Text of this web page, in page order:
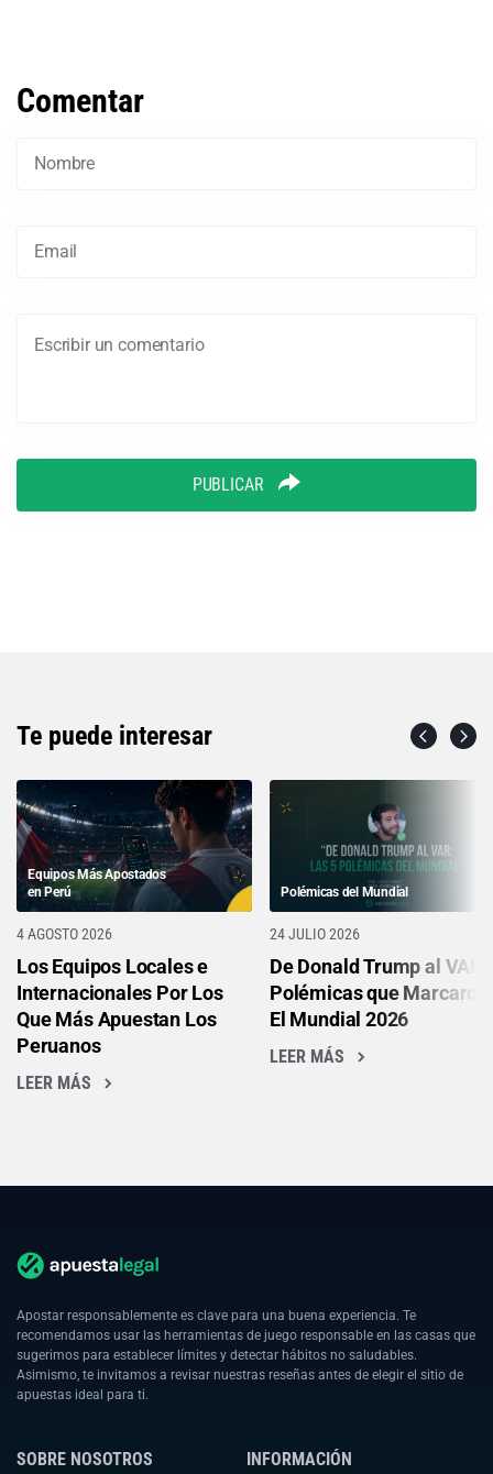
Comentar
PUBLICAR
Te puede interesar
Equipos Más Apostados
en Perú
4 AGOSTO 2026
Los Equipos Locales e
Internacionales Por Los
Que Más Apuestan Los
Peruanos
LEER MÁS
Polémicas del Mundial
24 JULIO 2026
De Donald Trump al VAR:
Polémicas que Marcaron
El Mundial 2026
LEER MÁS
Apostar responsablemente es clave para una buena experiencia. Te
recomendamos usar las herramientas de juego responsable en las casas que
sugerimos para establecer límites y detectar hábitos no saludables.
Asimismo, te invitamos a revisar nuestras reseñas antes de elegir el sitio de
apuestas ideal para ti.
SOBRE NOSOTROS INFORMACIÓN